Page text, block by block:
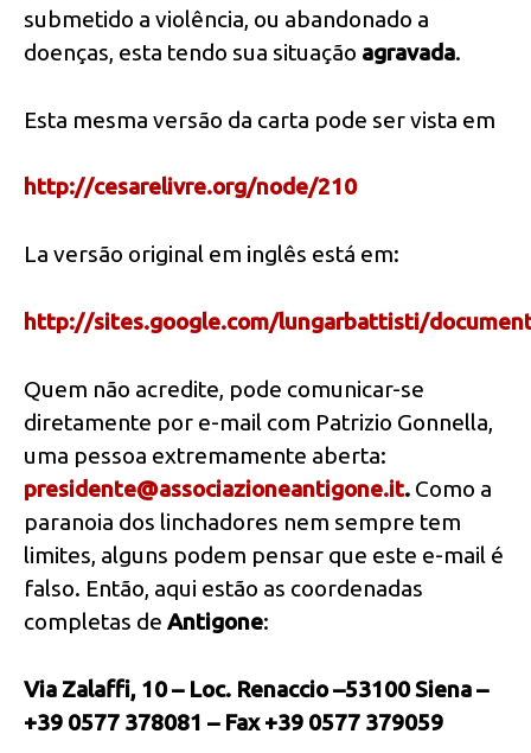
submetido a violência, ou abandonado a
doenças, esta tendo sua situação agravada.
Esta mesma versão da carta pode ser vista em
http://cesarelivre.org/node/210
La versão original em inglês está em:
http://sites.google.com/lungarbattisti/
Quem não acredite, pode comunicar-se
diretamente por e-mail com Patrizio Gonnella,
uma pessoa extremamente aberta:
presidente@associazioneantigone.it. Como a
paranoia dos linchadores nem sempre tem
limites, alguns podem pensar que este e-mail é
falso. Então, aqui estão as coordenadas
completas de Antigone:
Via Zalaffi, 10 – Loc. Renaccio –53100 Siena –
+39 0577 378081 – Fax +39 0577 379059